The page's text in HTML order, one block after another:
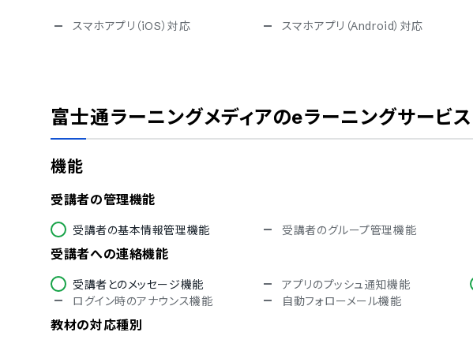
スマホアプリ（iOS）対応 スマホアプリ（Android）対応
シングルサインオン
対応言語
中国語
フィンランド語
イタリア語
ポルトガル語
ロシア語
タイ語
インドネシア語
チェコ語
富士通ラーニングメディアのeラーニングサービス
機能
受講者の管理機能
受講者の基本情報管理機能 受講者のグループ管理機能
受講者への連絡機能
受講者とのメッセージ機能 アプリのプッシュ通知機能
ログイン時のアナウンス機能
自動フォローメール機能
教材の対応種別